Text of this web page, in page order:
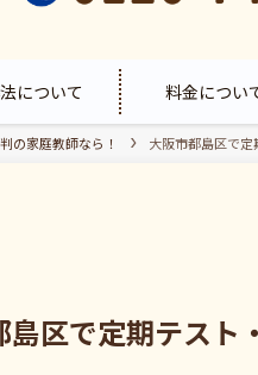
について 料金につい
の家庭教師なら！ 大阪市都島区で定
島区で定期テスト